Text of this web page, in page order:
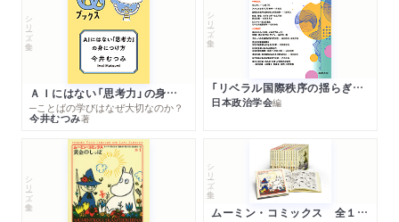
『中央公論』の歴史
占領者のわくぐみと被占領者のわくぐみ
日本映画に出てくる外人
シリーズ・全集
ＡＩにはない「思考力」の身につけ方
─ことばの学びはなぜ大切なのか？
今井むつみ著
シリーズ・全集
「リベラル国際秩序の揺らぎ」再考 年報政治学２０２６‐Ⅰ
日本政治学会編
シリーズ・全集 シリーズ・全集
ムーミン・コミックス 全１４巻セット